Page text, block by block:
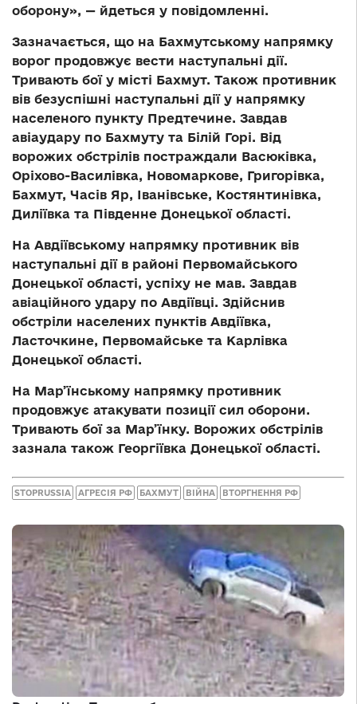
оборону», — йдеться у повідомленні.
Зазначається, що на Бахмутському напрямку
ворог продовжує вести наступальні дії.
Тривають бої у місті Бахмут. Також противник
вів безуспішні наступальні дії у напрямку
населеного пункту Предтечине. Завдав
авіаудару по Бахмуту та Білій Горі. Від
ворожих обстрілів постраждали Васюківка,
Оріхово-Василівка, Новомаркове, Григорівка,
Бахмут, Часів Яр, Іванівське, Костянтинівка,
Диліївка та Південне Донецької області.
На Авдіївському напрямку противник вів
наступальні дії в районі Первомайського
Донецької області, успіху не мав. Завдав
авіаційного удару по Авдіївці. Здійснив
обстріли населених пунктів Авдіївка,
Ласточкине, Первомайське та Карлівка
Донецької області.
На Мар’їнському напрямку противник
продовжує атакувати позиції сил оборони.
Тривають бої за Мар’їнку. Ворожих обстрілів
зазнала також Георгіївка Донецької області.
STOPRUSSIA АГРЕСІЯ РФ БАХМУТ ВІЙНА ВТОРГНЕННЯ РФ